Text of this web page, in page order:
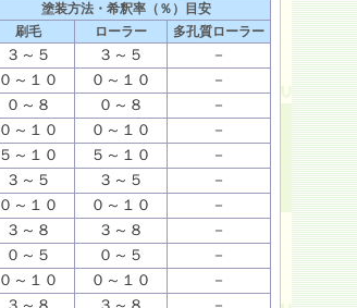
塗装方法・希釈率（％）目安
刷毛
ローラー 多孔質ローラー
３～５ ３～５
－
０～１０ ０～１０
－
０～８ ０～８
－
０～１０ ０～１０
－
５～１０ ５～１０
－
３～５ ３～５
－
０～１０ ０～１０
－
３～８ ３～８
－
０～５ ０～５
－
０～１０ ０～１０
－